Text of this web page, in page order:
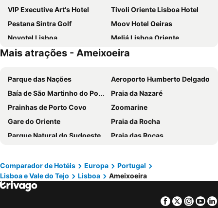
VIP Executive Art's Hotel
Tivoli Oriente Lisboa Hotel
Pestana Sintra Golf
Moov Hotel Oeiras
Novotel Lisboa
Meliá Lisboa Oriente
VIP Executive Zurique Hotel
TRYP by Wyndham Lisboa Caparica Mar
VIP Executive Entrecampos Hotel
Selina Secret Garden Lisbon
Residencial Jardim Da Amadora
Holiday Inn Express Lisbon - Oeiras By Ihg
ibis Lisboa Parque das Naçoes
ibis Lisboa Jose Malhoa
Eurostars Universal Lisboa
ibis Lisboa Sintra
Stay Hotel Lisboa Aeroporto
MS Aparthotel
INATEL Oeiras
ibis Lisboa Alfragide
VIP Grand Lisboa Hotel & SPA
The Icons Hotel
Exe Saldanha
Mais atrações - Ameixoeira
Parque das Nações
Aeroporto Humberto Delgado
Baía de São Martinho do Porto
Praia da Nazaré
Prainhas de Porto Covo
Zoomarine
Gare do Oriente
Praia da Rocha
Parque Natural do Sudoeste Alentejano e Costa Vicentina
Praia das Rocas
Baleal
Portinho da Arrábida
Mina de São Domingos
Barragem do Alqueva
Praia de Buarcos
Comparador de Hotéis Europa
Portugal
Lisboa e Vale do Tejo
Lisboa Ameixoeira
Facebook
Twitter